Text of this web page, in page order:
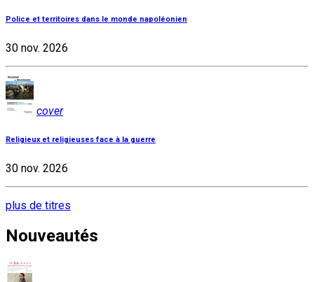
Police et territoires dans le monde napoléonien
30 nov. 2026
cover
Religieux et religieuses face à la guerre
30 nov. 2026
plus de titres
Nouveautés